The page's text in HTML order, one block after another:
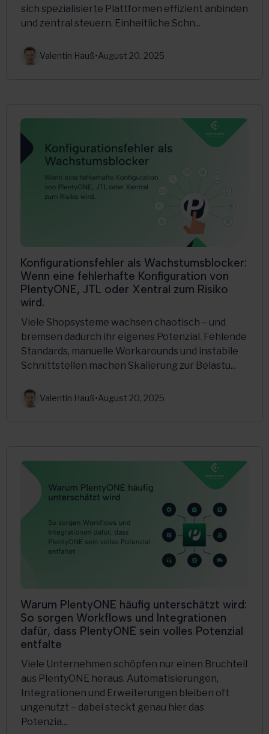
sich spezialisierte Plattformen effizient anbinden
und zentral steuern. Einheitliche Schn...
Valentin Hauß•August 20, 2025
Konfigurationsfehler als Wachstumsblocker:
Wenn eine fehlerhafte Konfiguration von
PlentyONE, JTL oder Xentral zum Risiko
wird.
Viele Shopsysteme wachsen chaotisch – und
bremsen dadurch ihr eigenes Potenzial. Fehlende
Standards, manuelle Workarounds und instabile
Schnittstellen machen Skalierung zur Belastu...
Valentin Hauß•August 20, 2025
Warum PlentyONE häufig unterschätzt wird:
So sorgen Workflows und Integrationen
dafür, dass PlentyONE sein volles Potenzial
entfalte
Viele Unternehmen schöpfen nur einen Bruchteil
aus PlentyONE heraus. Automatisierungen,
Integrationen und Erweiterungen bleiben oft
ungenutzt – dabei steckt genau hier das
Potenzia...